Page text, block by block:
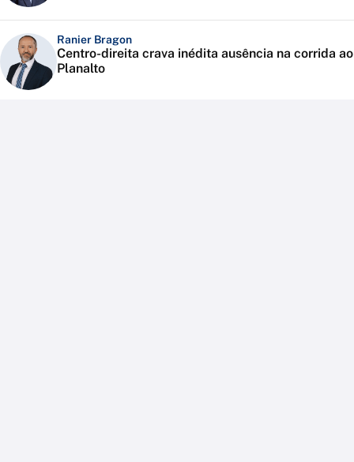
Ranier Bragon
Centro-direita crava inédita ausência na corrida ao
Planalto